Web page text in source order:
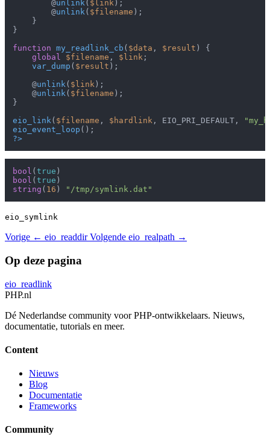
        @
unlink( $link );
        @
unlink( $filename );
    }
}
function my_readlink_cb ( $data , $result ) {
global
$filename , $link ;
var_dump ( $result );
    @
unlink( $link );
    @
unlink( $filename );
}
eio_link( $filename , $hardlink , EIO_PRI_DEFAULT,
eio_event_loop
?>
bool ( true
bool ( true
string ( 16 ) "/tmp/symlink.dat"
eio_symlink
Vorige ← eio_readdir Volgende eio_realpath →
Op deze pagina
eio_readlink
PHP.nl
Dé Nederlandse community voor PHP-ontwikkelaars. Nieuws,
documentatie, tutorials en meer.
Content
Nieuws
Blog
Documentatie
Frameworks
Community